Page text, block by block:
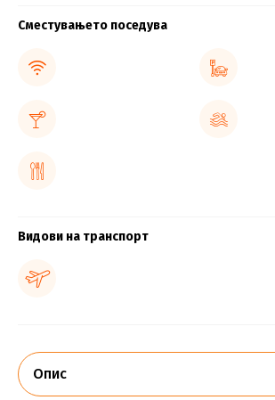
Сместувањето поседува
Видови на транспорт
Опис